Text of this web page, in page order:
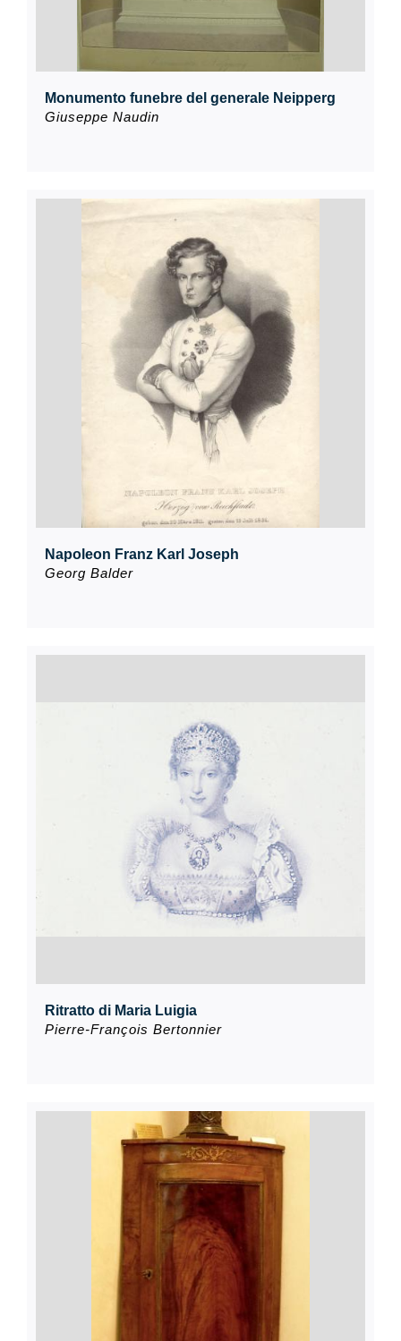
Monumento funebre del generale Neipperg
Giuseppe Naudin
Napoleon Franz Karl Joseph
Georg Balder
Ritratto di Maria Luigia
Pierre-François Bertonnier